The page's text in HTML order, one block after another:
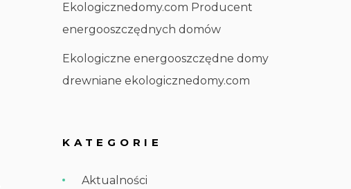
Ekologicznedomy.com Producent
energooszczędnych domów
Ekologiczne energooszczędne domy
drewniane ekologicznedomy.com
KATEGORIE
Aktualności